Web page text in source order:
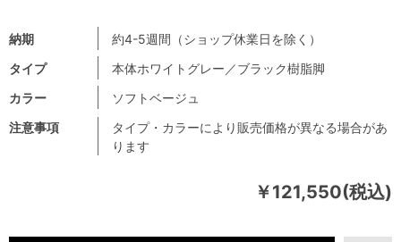
￥121,550(税込)
注意事項
タイプ・カラーにより販売価格が異なる場合があ
ります
納期
約4-5週間（ショップ休業日を除く）
タイプ
本体ホワイトグレー／ブラック樹脂脚
カラー
ソフトベージュ